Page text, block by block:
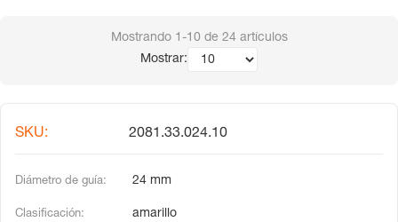
Mostrando 1-10 de 24 artículos
Mostrar:
2081.33.024.10
24 mm
amarillo